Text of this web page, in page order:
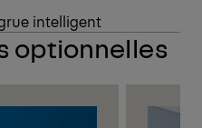
intelligent
optionnelles